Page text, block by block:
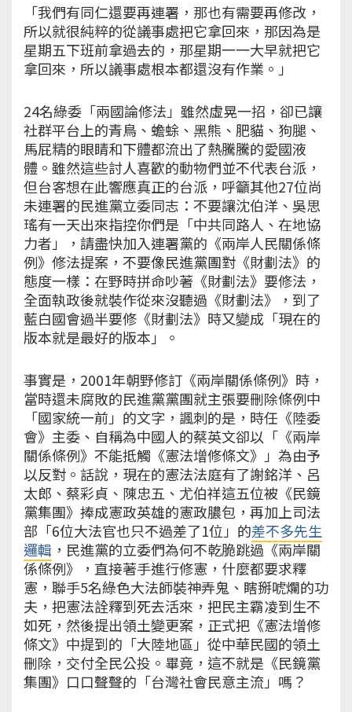
「我們有同仁還要再連署，那也有需要再修改，
所以就很純粹的從議事處把它拿回來，那因為是
星期五下班前拿過去的，那星期一一大早就把它
拿回來，所以議事處根本都還沒有作業。」
24名綠委「兩國論修法」雖然虛晃一招，卻已讓
社群平台上的青鳥、蟾蜍、黑熊、肥貓、狗腿、
馬屁精的眼睛和下體都流出了熱騰騰的愛國液
體。雖然這些討人喜歡的動物們並不代表台派，
但台客想在此響應真正的台派，呼籲其他27位尚
未連署的民進黨立委同志：不要讓沈伯洋、吳思
瑤有一天出來指控你們是「中共同路人、在地協
力者」，請盡快加入連署黨的《兩岸人民關係條
例》修法提案，不要像民進黨團對《財劃法》的
態度一樣：在野時拼命吵著《財劃法》要修法，
全面執政後就裝作從來沒聽過《財劃法》，到了
藍白國會過半要修《財劃法》時又變成「現在的
版本就是最好的版本」。
事實是，2001年朝野修訂《兩岸關係條例》時，
當時還未腐敗的民進黨黨團就主張要刪除條例中
「國家統一前」的文字，諷刺的是，時任《陸委
會》主委、自稱為中國人的蔡英文卻以「《兩岸
關係條例》不能抵觸《憲法增修條文》」為由予
以反對。話說，現在的憲法法庭有了謝銘洋、呂
太郎、蔡彩貞、陳忠五、尤伯祥這五位被《民鏡
黨集團》捧成憲政英雄的憲政膿包，再加上司法
部「6位大法官也只不過差了1位」的差不多先生
邏輯 ，民進黨的立委們為何不乾脆跳過《兩岸關
係條例》，直接著手進行修憲，什麼都要求釋
憲，聯手5名綠色大法師裝神弄鬼、瞎掰唬爛的功
夫，把憲法詮釋到死去活來，把民主霸凌到生不
如死，然後提出領土變更案，正式把《憲法增修
條文》中提到的「大陸地區」從中華民國的領土
刪除，交付全民公投。畢竟，這不就是《民鏡黨
集團》口口聲聲的「台灣社會民意主流」嗎？